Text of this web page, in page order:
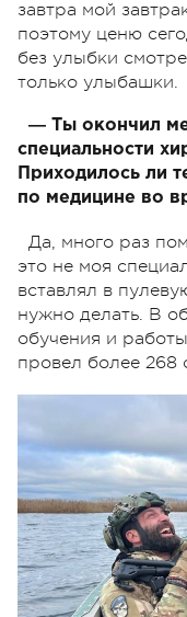
завтра мой
поэтому ценю
без улыбки
только улыбашки.
― Ты окончил
специальности
Приходилось ли
по медицине во
Да, много раз
это не моя
вставлял в
нужно делать. В
обучения и
провел более 268